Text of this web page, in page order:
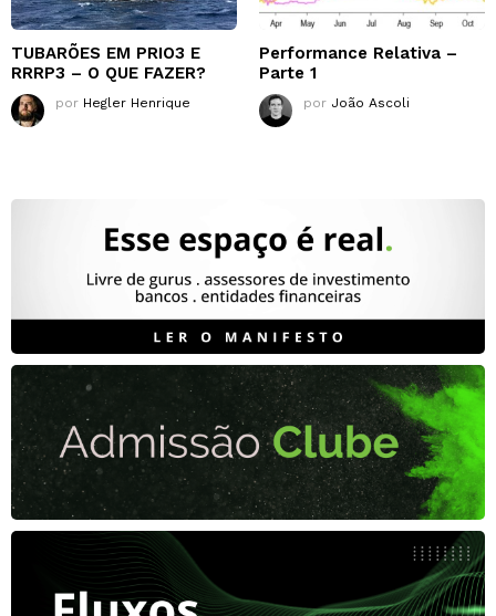
TUBARÕES EM PRIO3 E
RRRP3 – O QUE FAZER?
por Hegler Henrique
Performance Relativa –
Parte 1
por João Ascoli